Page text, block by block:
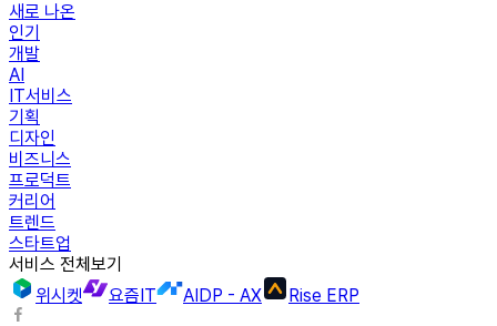
새로 나온
인기
개발
AI
IT서비스
기획
디자인
비즈니스
프로덕트
커리어
트렌드
스타트업
서비스 전체보기
위시켓
요즘IT AIDP - AX Rise ERP